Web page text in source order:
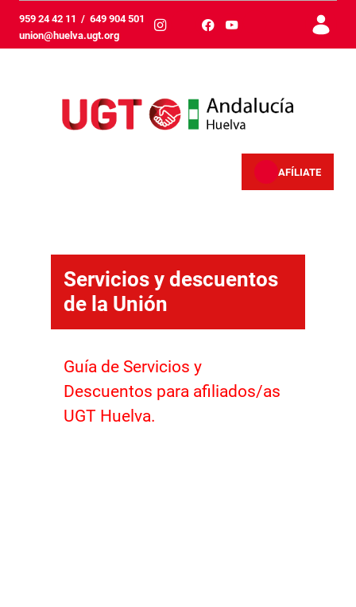
Zum Hauptinhalt springen
959 24 42 11 / 649 904 501
union@huelva.ugt.org
AFÍLIATE
Servicios y descuentos
de la Unión
Guía de Servicios y
Descuentos para afiliados/as
UGT Huelva.